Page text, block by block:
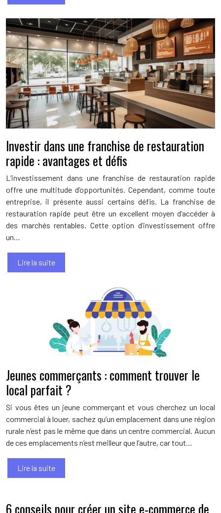
Investir dans une franchise de restauration
rapide : avantages et défis
L’investissement dans une franchise de restauration rapide
offre une multitude d’opportunités. Cependant, comme toute
entreprise, il présente aussi certains défis. La franchise de
restauration rapide peut être un excellent moyen d’accéder à
des marchés rentables. Cette option d’investissement offre
un…
Lire la suite
Jeunes commerçants : comment trouver le
local parfait ?
Si vous êtes un jeune commerçant et vous cherchez un local
commercial à louer, sachez qu’un emplacement dans une région
rurale n’est pas le même que dans un centre commercial. Aucun
de ces emplacements n’est meilleur que l’autre, car tout…
Lire la suite
6 conseils pour créer un site e-commerce de